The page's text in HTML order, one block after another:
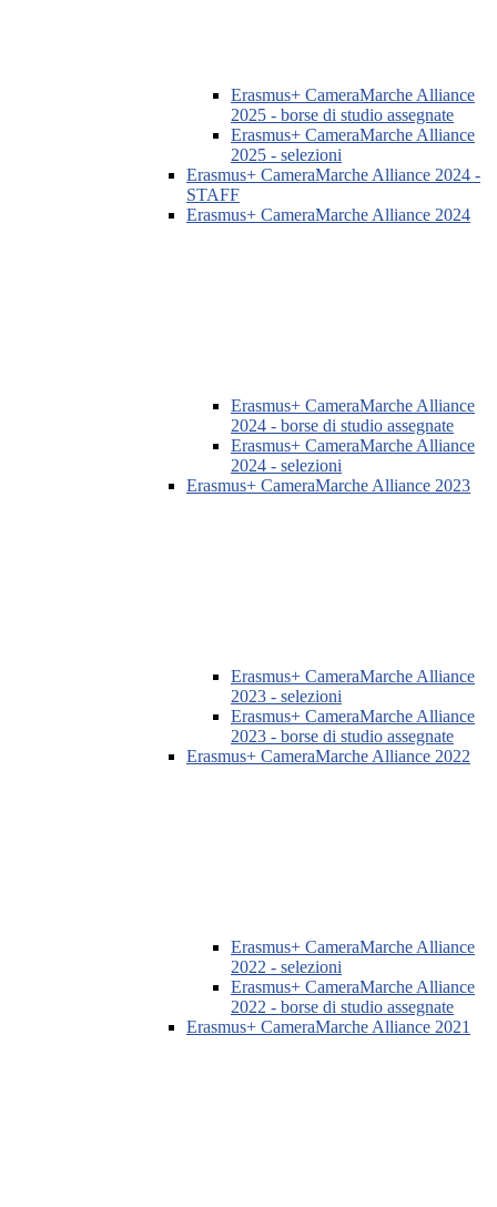
Erasmus+ CameraMarche Alliance
2025 - borse di studio assegnate
Erasmus+ CameraMarche Alliance
2025 - selezioni
Erasmus+ CameraMarche Alliance 2024 -
STAFF
Erasmus+ CameraMarche Alliance 2024
Erasmus+ CameraMarche Alliance
2024 - borse di studio assegnate
Erasmus+ CameraMarche Alliance
2024 - selezioni
Erasmus+ CameraMarche Alliance 2023
Erasmus+ CameraMarche Alliance
2023 - selezioni
Erasmus+ CameraMarche Alliance
2023 - borse di studio assegnate
Erasmus+ CameraMarche Alliance 2022
Erasmus+ CameraMarche Alliance
2022 - selezioni
Erasmus+ CameraMarche Alliance
2022 - borse di studio assegnate
Erasmus+ CameraMarche Alliance 2021